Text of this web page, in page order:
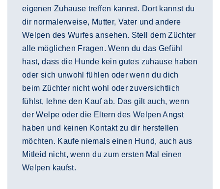
eigenen Zuhause treffen kannst. Dort kannst du
dir normalerweise, Mutter, Vater und andere
Welpen des Wurfes ansehen. Stell dem Züchter
alle möglichen Fragen. Wenn du das Gefühl
hast, dass die Hunde kein gutes zuhause haben
oder sich unwohl fühlen oder wenn du dich
beim Züchter nicht wohl oder zuversichtlich
fühlst, lehne den Kauf ab. Das gilt auch, wenn
der Welpe oder die Eltern des Welpen Angst
haben und keinen Kontakt zu dir herstellen
möchten. Kaufe niemals einen Hund, auch aus
Mitleid nicht, wenn du zum ersten Mal einen
Welpen kaufst.